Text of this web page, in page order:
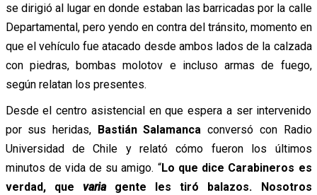
se dirigió al lugar en donde estaban las barricadas por la calle
Departamental, pero yendo en contra del tránsito, momento en
que el vehículo fue atacado desde ambos lados de la calzada
con piedras, bombas molotov e incluso armas de fuego,
según relatan los presentes.
Desde el centro asistencial en que espera a ser intervenido
por sus heridas, Bastián Salamanca conversó con Radio
Universidad de Chile y relató cómo fueron los últimos
minutos de vida de su amigo. “Lo que dice Carabineros es
verdad, que variagente les tiró balazos. Nosotros